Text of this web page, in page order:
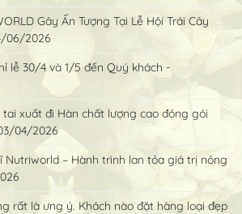
Gây Ấn Tượng Tại Lễ Hội Trái Cây
06/2026
lễ 30/4 và 1/5 đến Quý khách -
xuất đi Hàn chất lượng cao đóng gói
04/2026
Nutriworld – Hành trình lan tỏa giá trị nông
rất là ưng ý. Khách nào đặt hàng loại đẹp